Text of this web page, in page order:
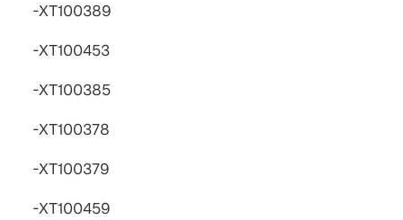
-XT100389
-XT100453
-XT100385
-XT100378
-XT100379
-XT100459